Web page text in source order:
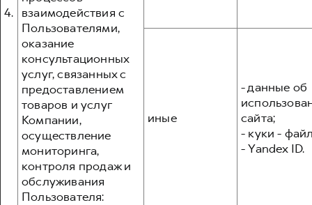
4. взаимодействия с
Пользователями,
оказание
консультационных
услуг, связанных с
предоставлением
товаров и услуг
Компании,
осуществление
мониторинга,
контроля продаж и
обслуживания
Пользователя:
иные
- данные об
сайта;
- куки -
- Yandex ID.